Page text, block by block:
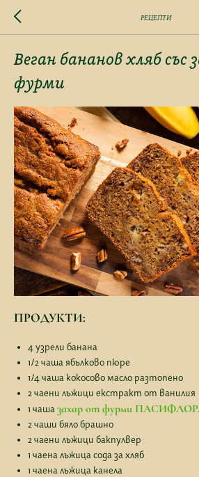
РЕЦЕПТИ
Веган бананов хляб със
фурми
ПРОДУКТИ:
4 узрели банана
1/2 чаша ябълковo пюре
1/4 чаша кокосово масло разтопено
2 чаени лъжици екстракт от ванилия
1 чашазахар от фурми
2 чаши бяло брашно
2 чаени лъжици бакпулвер
1 чаена лъжица сода за хляб
1 чаена лъжица канела